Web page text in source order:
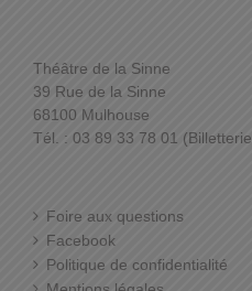
Théâtre de la Sinne
39 Rue de la Sinne
68100 Mulhouse
Tél. : 03 89 33 78 01
Foire aux questions
Facebook
Politique de confidentialité